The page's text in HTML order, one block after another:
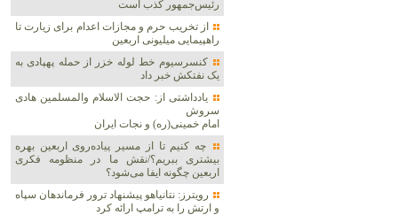
رئیس‌جمهور کذب است
از تخریب حرم و مجازات اعدام برای زیارت تا
راهپیمایی میلیونی اربعین
کنسرسیوم خط لوله خزر از حمله پهپادی به
یک نفتکش خبر داد
یادداشتی از: حجت الاسلام والمسلمین هادی
سروش
امام خمینی(ره) و نجات ایران
چه کنیم تا از مسیر پیاده‌روی اربعین بهره
بیشتری ببریم؟/نقش ما در منظومه فکری
اربعین چگونه ایفا می‌شود؟
رویترز: نتانیاهو پیشنهاد ترور فرماندهان سپاه
و ارتش را به ترامپ ارائه کرد